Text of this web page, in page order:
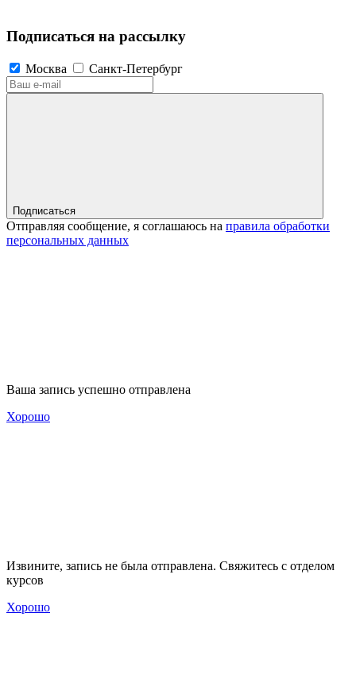
Подписаться на рассылку
Москва Санкт-Петербург
Подписаться
Отправляя сообщение, я соглашаюсь на правила обработки
персональных данных
Ваша запись успешно отправлена
Хорошо
Извините, запись не была отправлена. Свяжитесь с отделом
курсов
Хорошо